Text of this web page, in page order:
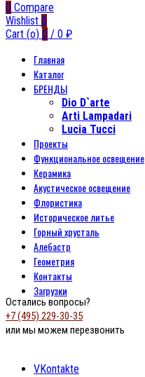
0 Compare
Wishlist 0
Cart (o) 0 / 0 ₽
Главная
Каталог
БРЕНДЫ
Dio D`arte
Arti Lampadari
Lucia Tucci
Проекты
Функциональное освещение
Керамика
Акустическое освещение
Флористика
Историческое литье
Горный хрусталь
Алебастр
Геометрия
Контакты
Загрузки
Остались вопросы?
+7 (495) 229-30-35
или мы можем перезвонить
VKontakte